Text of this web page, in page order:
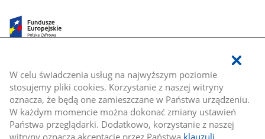
W celu świadczenia usług na najwyższym poziomie
stosujemy pliki cookies. Korzystanie z naszej witryny
oznacza, że będą one zamieszczane w Państwa urządzeniu.
W każdym momencie można dokonać zmiany ustawień
Państwa przeglądarki. Dodatkowo, korzystanie z naszej
witryny oznacza akceptację przez Państwa klauzuli